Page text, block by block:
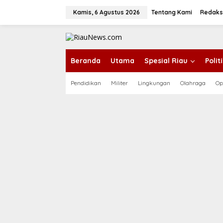
Kamis, 6 Agustus 2026 Tentang Kami
Beranda Utama Spesial Riau
Pendidikan Militer Lingkungan Olahraga